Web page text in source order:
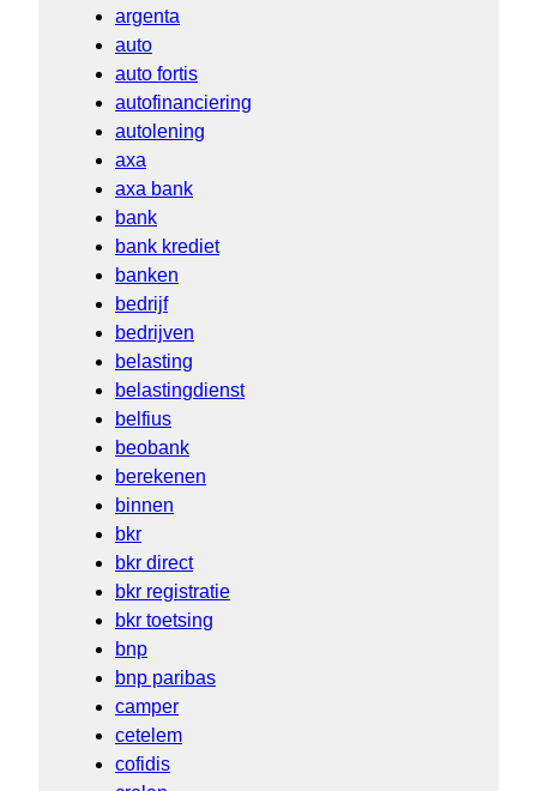
argenta
auto
auto fortis
autofinanciering
autolening
axa
axa bank
bank
bank krediet
banken
bedrijf
bedrijven
belasting
belastingdienst
belfius
beobank
berekenen
binnen
bkr
bkr direct
bkr registratie
bkr toetsing
bnp
bnp paribas
camper
cetelem
cofidis